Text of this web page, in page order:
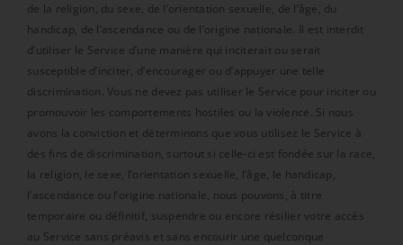
de la religion, du sexe, de l’orientation sexuelle, de l’âge, du
handicap, de l’ascendance ou de l’origine nationale. Il est interdit
d’utiliser le Service d’une manière qui inciterait ou serait
susceptible d’inciter, d’encourager ou d’appuyer une telle
discrimination. Vous ne devez pas utiliser le Service pour inciter ou
promouvoir les comportements hostiles ou la violence. Si nous
avons la conviction et déterminons que vous utilisez le Service à
des fins de discrimination, surtout si celle-ci est fondée sur la race,
la religion, le sexe, l’orientation sexuelle, l’âge, le handicap,
l’ascendance ou l’origine nationale, nous pouvons, à titre
temporaire ou définitif, suspendre ou encore résilier votre accès
au Service sans préavis et sans encourir une quelconque